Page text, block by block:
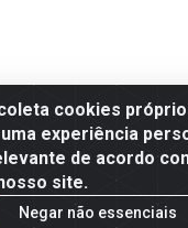
cookies
experiência
de acordo
site.
Negar não essenciais